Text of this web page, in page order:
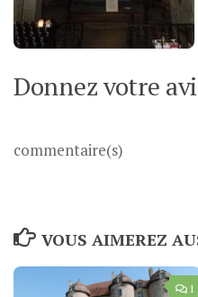
Donnez votre
commentaire(s)
VOUS AIMEREZ
1